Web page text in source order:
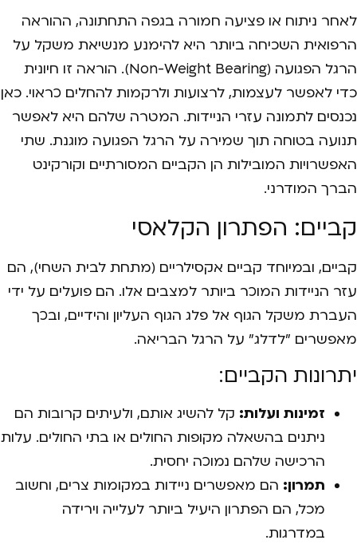
לאחר ניתוח או פציעה חמורה בגפה התחתונה, ההוראה
הרפואית השכיחה ביותר היא להימנע מנשיאת משקל על
הרגל הפגועה (Non-Weight Bearing). הוראה זו חיונית
כדי לאפשר לעצמות, לרצועות ולרקמות להחלים כראוי. כאן
נכנסים לתמונה עזרי הניידות. המטרה שלהם היא לאפשר
תנועה בטוחה תוך שמירה על הרגל הפגועה מוגנת. שתי
האפשרויות המובילות הן הקביים המסורתיים וקורקינט
הברך המודרני.
קביים: הפתרון הקלאסי
קביים, ובמיוחד קביים אקסילריים (מתחת לבית השחי), הם
עזר הניידות המוכר ביותר למצבים אלו. הם פועלים על ידי
העברת משקל הגוף אל פלג הגוף העליון והידיים, ובכך
מאפשרים "לדלג" על הרגל הבריאה.
יתרונות הקביים:
זמינות ועלות: קל להשיג אותם, ולעיתים קרובות הם
ניתנים בהשאלה מקופות החולים או בתי החולים. עלות
הרכישה שלהם נמוכה יחסית.
תמרון: הם מאפשרים ניידות במקומות צרים, וחשוב
מכל, הם הפתרון היעיל ביותר לעלייה וירידה
במדרגות.